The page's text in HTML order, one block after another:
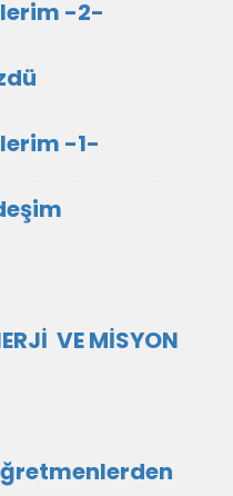
-2-
-1-
VE MİSYON